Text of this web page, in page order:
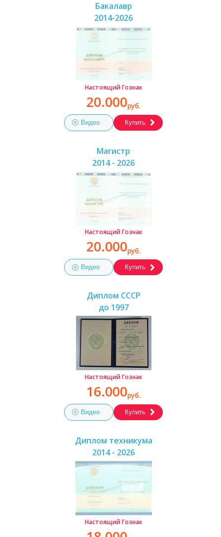
Бакалавр
2014-2026
Настоящий Гознак
20.000руб.
Видео Купить
Магистр
2014 - 2026
Настоящий Гознак
20.000руб.
Видео Купить
Диплом СССР
до 1997
Настоящий Гознак
16.000руб.
Видео Купить
Диплом техникума
2014 - 2026
Настоящий Гознак